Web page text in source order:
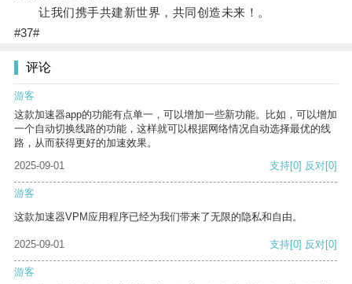
让我们携手共建新世界，共同创造未来！。
#37#
评论
游客
这款加速器app的功能有点单一，可以增加一些新功能。比如，可以增加
一个自动切换线路的功能，这样就可以根据网络情况自动选择最优的线
路，从而获得更好的加速效果。
2025-09-01
支持[0] 反对[0]
游客
这款加速器VPM应用程序已经为我们带来了无限的隐私和自由。
2025-09-01 支持[0] 反对[0]
游客